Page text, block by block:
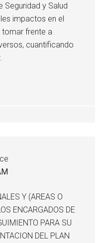
Seguridad y Salud
impactos en el
tomar frente a
cuantificando
Y (AREAS O
ENCARGADOS DE
PARA SU
DEL PLAN